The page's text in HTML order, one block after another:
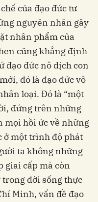
của đạo đức tư
nguyên nhân gây
nhân phẩm của
cũng khẳng định
đạo đức nô dịch con
đó là đạo đức vô
loại. Đó là “một
đứng trên những
mọi hồi ức về những
ở một trình độ phát
ta không những
giai cấp mà còn
đời sống thực
Minh, vấn đề đạo